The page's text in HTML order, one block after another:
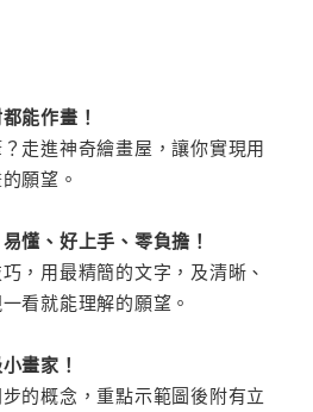
能作畫！
走進神奇繪畫屋，讓你實現用
願望。
懂、好上手、零負擔！
，用最精簡的文字，及清晰、
看就能理解的願望。
畫家！
的概念，重點示範圖後附有立